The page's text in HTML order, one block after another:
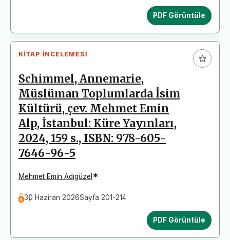
PDF Görüntüle
KITAP İNCELEMESI
Schimmel, Annemarie,
Müslüman Toplumlarda İsim
Kültürü, çev. Mehmet Emin
Alp, İstanbul: Küre Yayınları,
2024, 159 s., ISBN: 978-605-
7646-96-5
Mehmet Emin Adıgüzel *
30 Haziran 2026Sayfa 201-214
PDF Görüntüle